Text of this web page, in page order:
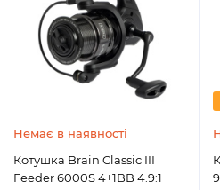
Немає в наявності
Котушка Brain Classic III
Feeder 6000S 4+1BB 4.9:1